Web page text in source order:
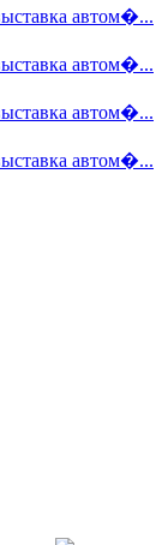
автом�...
автом�...
автом�...
автом�...